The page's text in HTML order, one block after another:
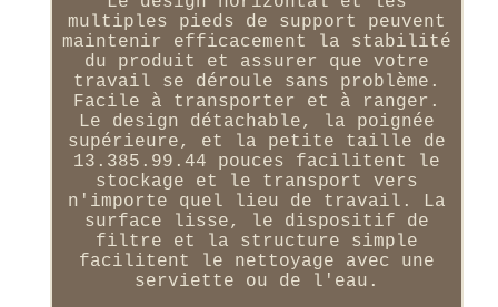
multiples pieds de support peuvent
maintenir efficacement la stabilité
du produit et assurer que votre
travail se déroule sans problème.
Facile à transporter et à ranger.
Le design détachable, la poignée
supérieure, et la petite taille de
13.385.99.44 pouces facilitent le
stockage et le transport vers
n'importe quel lieu de travail. La
surface lisse, le dispositif de
filtre et la structure simple
facilitent le nettoyage avec une
serviette ou de l'eau.